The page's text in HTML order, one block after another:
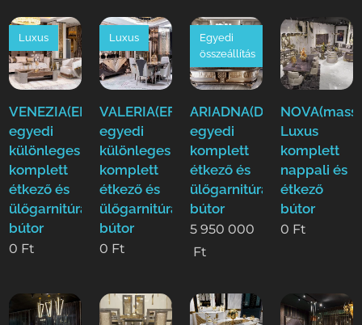
VENEZIA(EFE)Luxus
egyedi
különleges
komplett
étkező és
ülőgarnitúra
bútor
Luxus
0 Ft
VALERIA(EFE)Luxus
egyedi
különleges
komplett
étkező és
ülőgarnitúra
bútor
Luxus
0 Ft
ARIADNA(Duy)Luxus
egyedi
komplett
étkező és
ülőgarnitúra
bútor
Egyedi
összeállítás
5 950 000
Ft
NOVA(mass)
Luxus
komplett
nappali és
étkező
bútor
0 Ft